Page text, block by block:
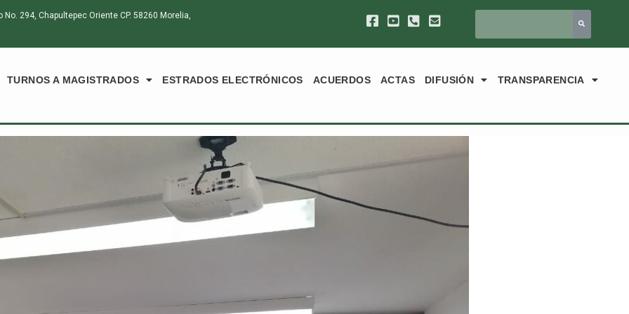
294, Chapultepec Oriente CP. 58260 Morelia,
TURNOS A MAGISTRADOS ESTRADOS ELECTRÓNICOS ACUERDOS ACTAS DIFUSIÓN TRANSPARENCIA